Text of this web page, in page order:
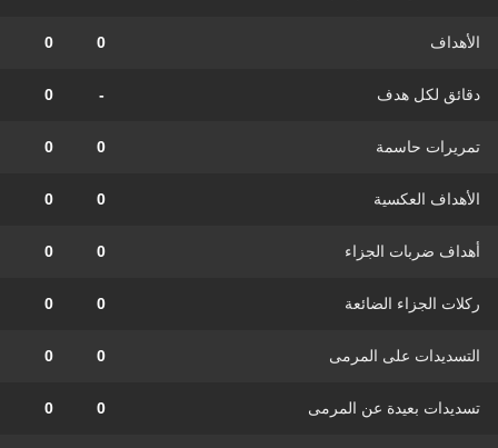
الأهداف 0
0
دقائق لكل هدف -
0
تمريرات حاسمة 0
0
الأهداف العكسية 0
0
أهداف ضربات الجزاء 0
0
ركلات الجزاء الضائعة 0
0
التسديدات على المرمى 0
0
تسديدات بعيدة عن المرمى 0
0